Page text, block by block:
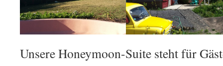
Unsere Honeymoon-Suite steht für